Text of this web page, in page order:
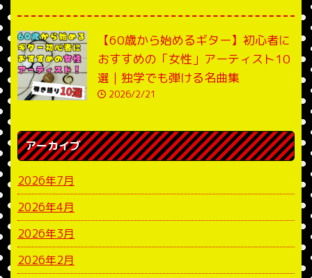
【60歳から始めるギター】初心者に
おすすめの「女性」アーティスト10
選｜独学でも弾ける名曲集
2026/2/21
アーカイブ
2026年7月
2026年4月
2026年3月
2026年2月